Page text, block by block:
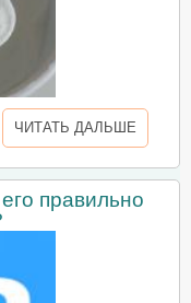
ЧИТАТЬ ДАЛЬШЕ
правильно